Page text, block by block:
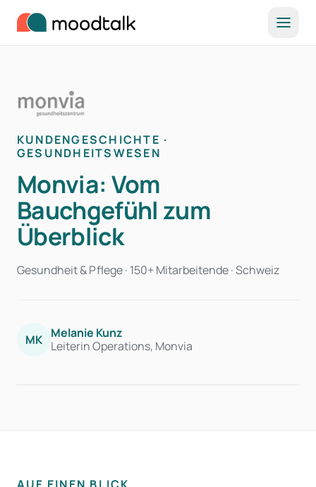
KUNDENGESCHICHTE ·
GESUNDHEITSWESEN
Monvia: Vom
Bauchgefühl zum
Überblick
Gesundheit & Pflege · 150+ Mitarbeitende · Schweiz
MK Melanie Kunz
Leiterin Operations, Monvia